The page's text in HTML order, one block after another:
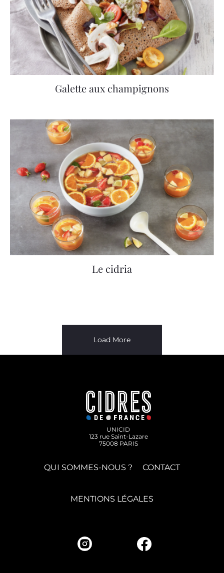
Galette aux champignons
Le cidria
Load More
UNICID
123 rue Saint-Lazare
75008 PARIS
QUI SOMMES-NOUS ? CONTACT
MENTIONS LÉGALES